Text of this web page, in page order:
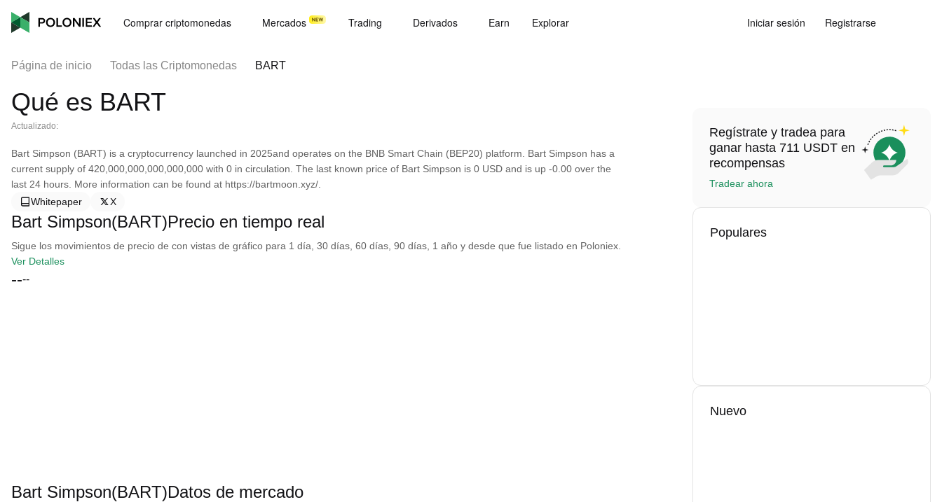
Comprar criptomonedas Mercados Trading Derivados Earn Explorar Iniciar sesión Registrarse
Página de inicio Todas las Criptomonedas BART
Qué es BART
Actualizado:
Bart Simpson (BART) is a cryptocurrency launched in 2025and operates on the BNB Smart Chain (BEP20) platform. Bart Simpson has a
current supply of 420,000,000,000,000,000 with 0 in circulation. The last known price of Bart Simpson is 0 USD and is up -0.00 over the
last 24 hours. More information can be found at https://bartmoon.xyz/.
Whitepaper
X
Bart Simpson(BART)Precio en tiempo real
Sigue los movimientos de precio de con vistas de gráfico para 1 día, 30 días, 60 días, 90 días, 1 año y desde que fue listado en Poloniex.
Ver Detalles
----
Bart Simpson(BART)Datos de mercado
Regístrate y tradea para
ganar hasta 711 USDT en
recompensas
Tradear ahora
Populares
Nuevo